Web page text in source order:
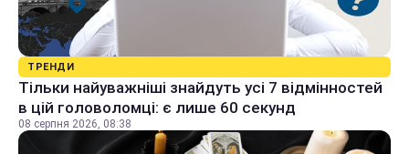
ТРЕНДИ
Тільки найуважніші знайдуть усі 7 відмінностей
в цій головоломці: є лише 60 секунд
08 серпня 2026, 08:38